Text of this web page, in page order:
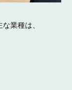
業種は、